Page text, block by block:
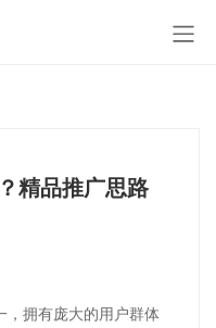
精品推广思路
，拥有庞大的用户群体